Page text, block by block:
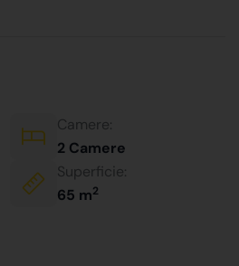
Camere:
2 Camere
Superficie:
65 m2